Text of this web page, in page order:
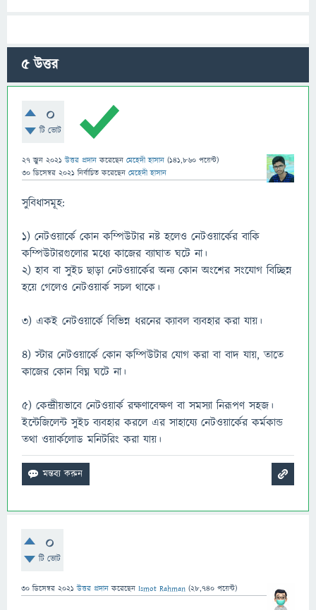
5উত্তর
0
টি ভোট
27 জুন 2021 উত্তর প্রদান করেছেন মেহেদী হাসান (141,860 পয়েন্ট)
30 ডিসেম্বর 2021 নির্বাচিত করেছেন মেহেদী হাসান
সুবিধাসমূহ:
১) নেটওয়ার্কে কোন কম্পিউটার নষ্ট হলেও নেটওয়ার্কের বাকি
কম্পিউটারগুলোর মধ্যে কাজের ব্যাঘাত ঘটে না।
২) হাব বা সুইচ ছাড়া নেটওয়ার্কের অন্য কোন অংশের সংযোগ বিচ্ছিন্ন
হয়ে গেলেও নেটওয়ার্ক সচল থাকে।
৩) একই নেটওয়ার্কে বিভিন্ন ধরনের ক্যাবল ব্যবহার করা যায়।
৪) স্টার নেটওয়ার্কে কোন কম্পিউটার যোগ করা বা বাদ যায়, তাতে
কাজের কোন বিঘ্ন ঘটে না।
৫) কেন্দ্রীয়ভাবে নেটওয়ার্ক রক্ষণাবেক্ষণ বা সমস্যা নিরূপণ সহজ।
ইন্টেজিলেন্ট সুইচ ব্যবহার করলে এর সাহায্যে নেটওয়ার্কের কর্মকান্ড
তথা ওয়ার্কলোড মনিটরিং করা যায়।
0
টি ভোট
30 ডিসেম্বর 2021 উত্তর প্রদান করেছেন Ismot Rahman (28,740 পয়েন্ট)